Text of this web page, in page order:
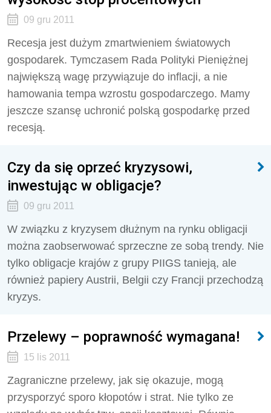
09 gru 2011
Recesja jest dużym zmartwieniem światowych
gospodarek. Tymczasem Rada Polityki Pieniężnej
największą wagę przywiązuje do inflacji, a nie
hamowania tempa wzrostu gospodarczego. Mamy
jeszcze szansę uchronić polską gospodarkę przed
recesją.
Czy da się oprzeć kryzysowi,
inwestując w obligacje?
09 gru 2011
W związku z kryzysem dłużnym na rynku obligacji
można zaobserwować sprzeczne ze sobą trendy. Nie
tylko obligacje krajów z grupy PIIGS tanieją, ale
również papiery Austrii, Belgii czy Francji przechodzą
kryzys.
Przelewy – poprawność wymagana!
15 lis 2011
Zagraniczne przelewy, jak się okazuje, mogą
przysporzyć sporo kłopotów i strat. Nie tylko ze